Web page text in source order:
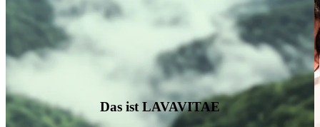
Das ist LAVAVITAE